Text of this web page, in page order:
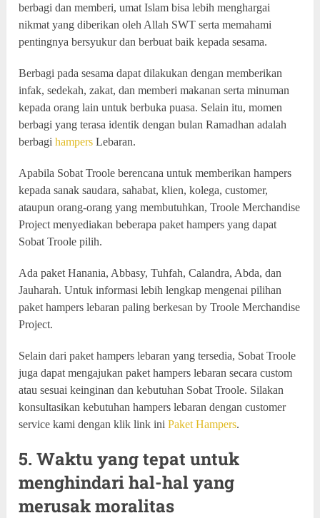
berbagi dan memberi, umat Islam bisa lebih menghargai
nikmat yang diberikan oleh Allah SWT serta memahami
pentingnya bersyukur dan berbuat baik kepada sesama.
Berbagi pada sesama dapat dilakukan dengan memberikan
infak, sedekah, zakat, dan memberi makanan serta minuman
kepada orang lain untuk berbuka puasa. Selain itu, momen
berbagi yang terasa identik dengan bulan Ramadhan adalah
berbagihampers Lebaran.
Apabila Sobat Troole berencana untuk memberikan hampers
kepada sanak saudara, sahabat, klien, kolega, customer,
ataupun orang-orang yang membutuhkan, Troole Merchandise
Project menyediakan beberapa paket hampers yang dapat
Sobat Troole pilih.
Ada paket Hanania, Abbasy, Tuhfah, Calandra, Abda, dan
Jauharah. Untuk informasi lebih lengkap mengenai pilihan
paket hampers lebaran paling berkesan by Troole Merchandise
Project.
Selain dari paket hampers lebaran yang tersedia, Sobat Troole
juga dapat mengajukan paket hampers lebaran secara custom
atau sesuai keinginan dan kebutuhan Sobat Troole. Silakan
konsultasikan kebutuhan hampers lebaran dengan customer
service kami dengan klik link iniPaket Hampers.
5. Waktu yang tepat untuk
menghindari hal-hal yang
merusak moralitas